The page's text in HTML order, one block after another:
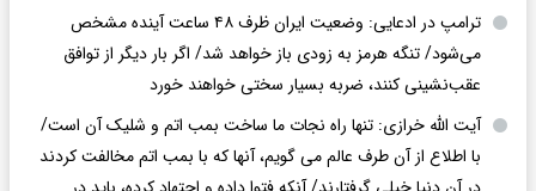
ترامپ در ادعایی: وضعیت ایران ظرف ۴۸ ساعت آینده مشخص
می‌شود/ تنگه هرمز به زودی باز خواهد شد/ اگر بار دیگر از توافق
عقب‌نشینی کنند، ضربه بسیار سختی خواهند خورد
آیت الله خرازی: تنها راه نجات ما ساخت بمب اتم و شلیک آن است/
با اطلاع از آن طرف عالم می گویم، آنها که با بمب اتم مخالفت کردند